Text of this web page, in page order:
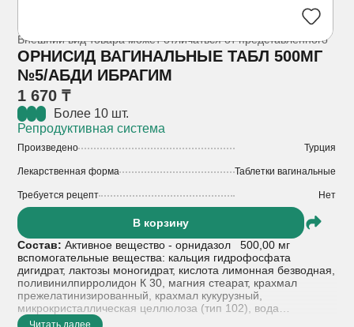
Внешний вид товара может отличаться от представленного
ОРНИСИД ВАГИНАЛЬНЫЕ ТАБЛ 500МГ
№5/АБДИ ИБРАГИМ
1 670 ₸
Более 10 шт.
Репродуктивная система
Произведено Турция
Лекарственная форма Таблетки вагинальные
Требуется рецепт Нет
В корзину
Состав: Активное вещество - орнидазол 500,00 мг
вспомогательные вещества: кальция гидрофосфата
дигидрат, лактозы моногидрат, кислота лимонная безводная,
поливинилпирролидон К 30, магния стеарат, крахмал
прежелатинизированный, крахмал кукурузный,
микрокристаллическая целлюлоза (тип 102), вода
очищенная**
Читать далее